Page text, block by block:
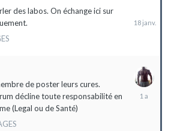
des labos. On échange ici sur
de poster leurs cures.
décline toute responsabilité en
(Legal ou de Santé)
28